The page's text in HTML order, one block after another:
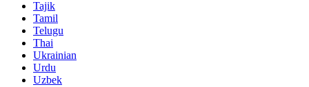
Tajik
Tamil
Telugu
Thai
Ukrainian
Urdu
Uzbek